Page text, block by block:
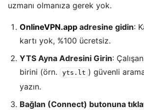
uzmanı olmanıza gerek yok.
OnlineVPN.app adresine gidin:
kartı yok, %100 ücretsiz.
YTS Ayna Adresini Girin:
birini (örn.
yts.lt ) güvenli
yazın.
Bağlan (Connect) butonuna